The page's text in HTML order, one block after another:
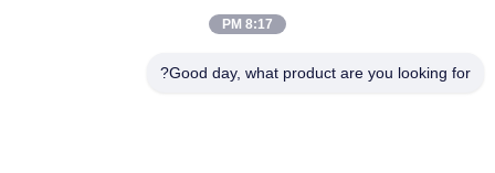
8:17 PM
Good day, what product are you looking for?